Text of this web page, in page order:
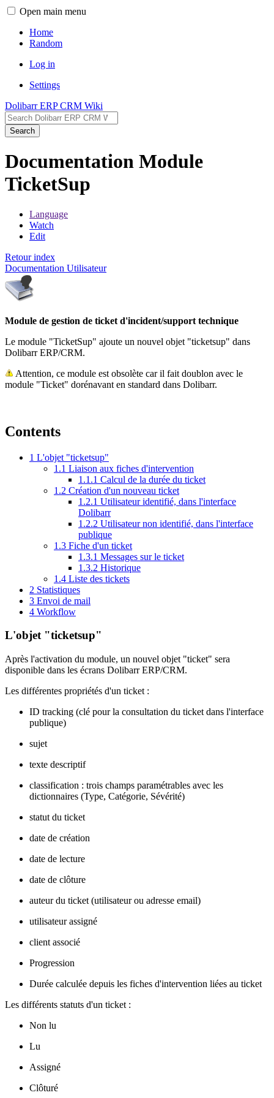
Open main menu
Home
Random
Log in
Settings
Dolibarr ERP CRM Wiki
Search
Documentation Module
TicketSup
Language
Watch
Edit
Retour index
Documentation Utilisateur
Module de gestion de ticket d'incident/support technique
Le module "TicketSup" ajoute un nouvel objet "ticketsup" dans
Dolibarr ERP/CRM.
Attention, ce module est obsolète car il fait doublon avec le
module "Ticket" dorénavant en standard dans Dolibarr.
Contents
1 L'objet "ticketsup"
1.1 Liaison aux fiches d'intervention
1.1.1 Calcul de la durée du ticket
1.2 Création d'un nouveau ticket
1.2.1 Utilisateur identifié, dans l'interface
Dolibarr
1.2.2 Utilisateur non identifié, dans l'interface
publique
1.3 Fiche d'un ticket
1.3.1 Messages sur le ticket
1.3.2 Historique
1.4 Liste des tickets
2 Statistiques
3 Envoi de mail
4 Workflow
L'objet "ticketsup"
Après l'activation du module, un nouvel objet "ticket" sera
disponible dans les écrans Dolibarr ERP/CRM.
Les différentes propriétés d'un ticket :
ID tracking (clé pour la consultation du ticket dans l'interface
publique)
sujet
texte descriptif
classification : trois champs paramétrables avec les
dictionnaires (Type, Catégorie, Sévérité)
statut du ticket
date de création
date de lecture
date de clôture
auteur du ticket (utilisateur ou adresse email)
utilisateur assigné
client associé
Progression
Durée calculée depuis les fiches d'intervention liées au ticket
Les différents statuts d'un ticket :
Non lu
Lu
Assigné
Clôturé